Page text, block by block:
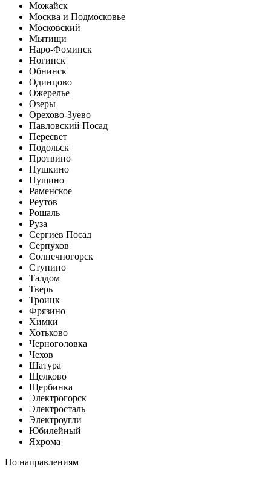
Можайск
Москва и Подмосковье
Московский
Мытищи
Наро-Фоминск
Ногинск
Обнинск
Одинцово
Ожерелье
Озеры
Орехово-Зуево
Павловский Посад
Пересвет
Подольск
Протвино
Пушкино
Пущино
Раменское
Реутов
Рошаль
Руза
Сергиев Посад
Серпухов
Солнечногорск
Ступино
Талдом
Тверь
Троицк
Фрязино
Химки
Хотьково
Черноголовка
Чехов
Шатура
Щелково
Щербинка
Электрогорск
Электросталь
Электроугли
Юбилейный
Яхрома
По направлениям